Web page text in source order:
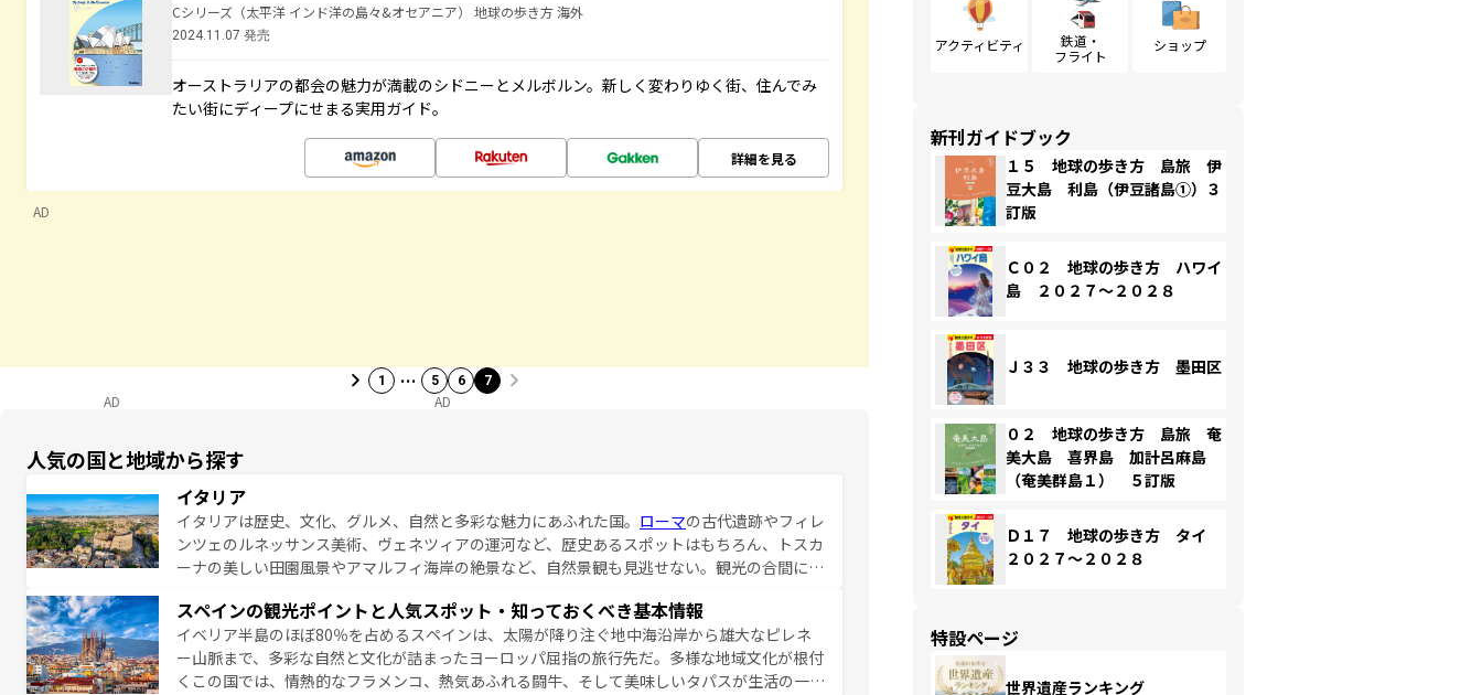
Cシリーズ（太平洋 インド洋の島々&オセアニア） 地球の歩き方 海外
2024.11.07 発売
オーストラリアの都会の魅力が満載のシドニーとメルボルン。新しく変わりゆく街、住んでみ
たい街にディープにせまる実用ガイド。
詳細を見る
AD
1 … 5 6 7
AD AD
人気の国と地域から探す
イタリア
イタリアは歴史、文化、グルメ、自然と多彩な魅力にあふれた国。 ローマの古代遺跡やフィレ
ンツェのルネッサンス美術、ヴェネツィアの運河など、歴史あるスポットはもちろん、トスカ
ーナの美しい田園風景やアマルフィ海岸の絶景など、自然景観も見逃せない。観光の合間に
夜眠るまで、すべての瞬間を楽しませてくれるイタリアで、忘れられない旅をしてみよう！
なお、新着のイタリア情報はコンテンツ一覧を参照してほしい。
スペインの観光ポイントと人気スポット・知っておくべき基本情報
イベリア半島のほぼ80％を占めるスペインは、太陽が降り注ぐ地中海沿岸から雄大なピレネ
ー山脈まで、多彩な自然と文化が詰まったヨーロッパ屈指の旅行先だ。多様な地域文化が根付
くこの国では、情熱的なフラメンコ、熱気あふれる闘牛、そして美味しいタパスが生活の一部
アクティビティ
鉄道・
フライト
ショップ
新刊ガイドブック
１５ 地球の歩き方 島旅 伊
豆大島 利島（伊豆諸島①）３
訂版
Ｃ０２ 地球の歩き方 ハワイ
島 ２０２７～２０２８
Ｊ３３ 地球の歩き方 墨田区
０２ 地球の歩き方 島旅 奄
美大島 喜界島 加計呂麻島
（奄美群島１） ５訂版
Ｄ１７ 地球の歩き方 タイ
２０２７～２０２８
特設ページ
世界遺産ランキング